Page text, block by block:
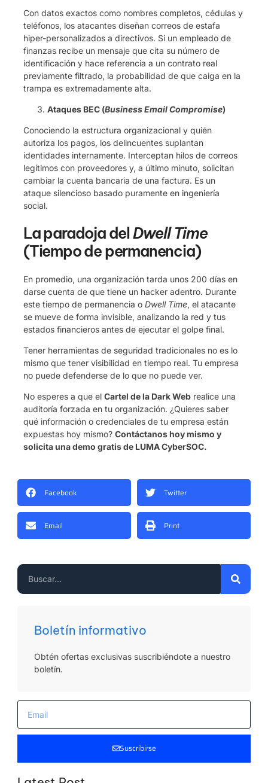
Con datos exactos como nombres completos, cédulas y
teléfonos, los atacantes diseñan correos de estafa
hiper-personalizados a directivos. Si un empleado de
finanzas recibe un mensaje que cita su número de
identificación y hace referencia a un contrato real
previamente filtrado, la probabilidad de que caiga en la
trampa es extremadamente alta.
Ataques BEC (Business Email Compromise)
Conociendo la estructura organizacional y quién
autoriza los pagos, los delincuentes suplantan
identidades internamente. Interceptan hilos de correos
legítimos con proveedores y, a último minuto, solicitan
cambiar la cuenta bancaria de una factura. Es un
ataque silencioso basado puramente en ingeniería
social.
La paradoja delDwell Time
(Tiempo de permanencia)
En promedio, una organización tarda unos 200 días en
darse cuenta de que tiene un hacker adentro. Durante
este tiempo de permanencia o Dwell Time, el atacante
se mueve de forma invisible, analizando la red y tus
estados financieros antes de ejecutar el golpe final.
Tener herramientas de seguridad tradicionales no es lo
mismo que tener visibilidad en tiempo real. Tu empresa
no puede defenderse de lo que no puede ver.
No esperes a que el Cartel de la Dark Web realice una
auditoría forzada en tu organización. ¿Quieres saber
qué información o credenciales de tu empresa están
expuestas hoy mismo? Contáctanos hoy mismo y
solicita una demo gratis de LUMA CyberSOC.
Facebook Twitter
Email Print
Boletín informativo
Obtén ofertas exclusivas suscribiéndote a nuestro
boletín.
Suscribirse